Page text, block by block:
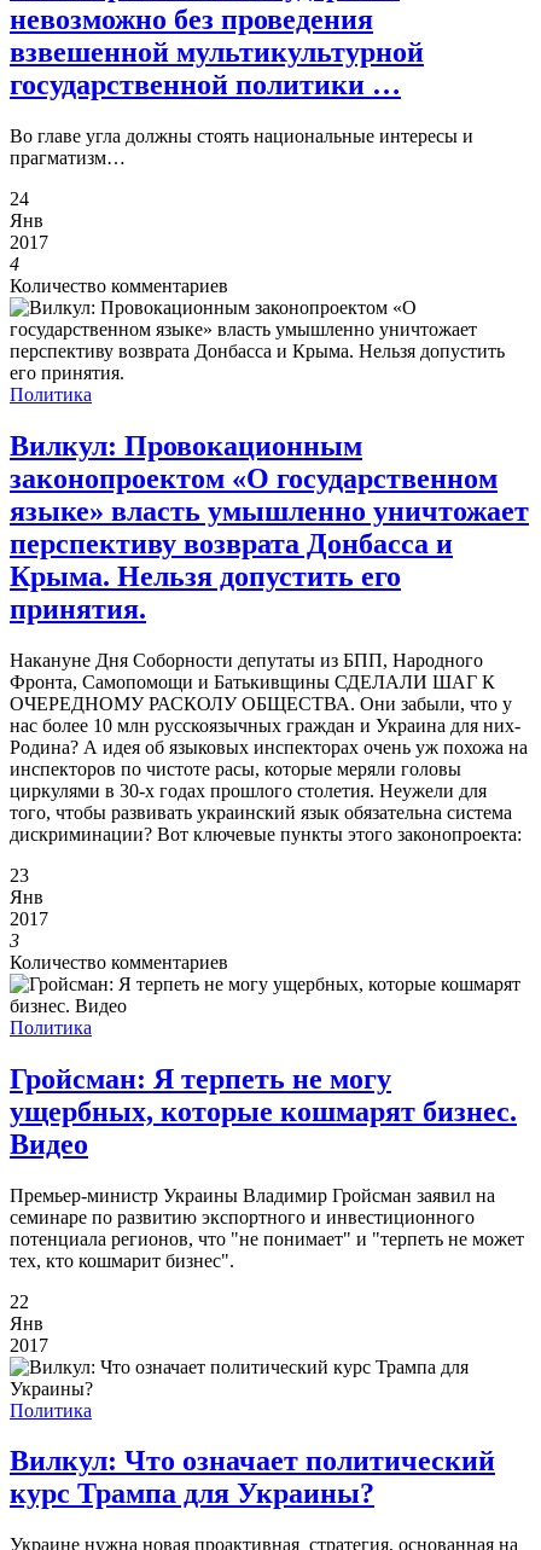
невозможно без проведения
взвешенной мультикультурной
государственной политики …
Во главе угла должны стоять национальные интересы и
прагматизм…
24
Янв
2017
4
Количество комментариев
Политика
Вилкул: Провокационным
законопроектом «О государственном
языке» власть умышленно уничтожает
перспективу возврата Донбасса и
Крыма. Нельзя допустить его
принятия.
Накануне Дня Соборности депутаты из БПП, Народного
Фронта, Самопомощи и Батькивщины СДЕЛАЛИ ШАГ К
ОЧЕРЕДНОМУ РАСКОЛУ ОБЩЕСТВА. Они забыли, что у
нас более 10 млн русскоязычных граждан и Украина для них-
Родина? А идея об языковых инспекторах очень уж похожа на
инспекторов по чистоте расы, которые меряли головы
циркулями в 30-х годах прошлого столетия. Неужели для
того, чтобы развивать украинский язык обязательна система
дискриминации? Вот ключевые пункты этого законопроекта:
23
Янв
2017
3
Количество комментариев
Политика
Гройсман: Я терпеть не могу
ущербных, которые кошмарят бизнес.
Видео
Премьер-министр Украины Владимир Гройсман заявил на
семинаре по развитию экспортного и инвестиционного
потенциала регионов, что "не понимает" и "терпеть не может
тех, кто кошмарит бизнес".
22
Янв
2017
Политика
Вилкул: Что означает политический
курс Трампа для Украины?
Украине нужна новая проактивная стратегия, основанная на